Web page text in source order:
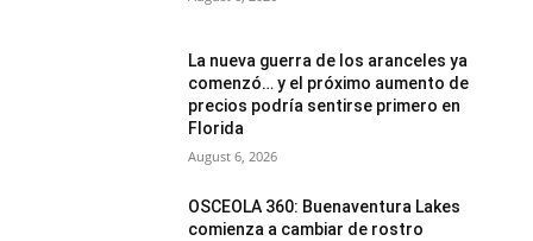
La nueva guerra de los aranceles ya
comenzó… y el próximo aumento de
precios podría sentirse primero en
Florida
August 6, 2026
OSCEOLA 360: Buenaventura Lakes
comienza a cambiar de rostro